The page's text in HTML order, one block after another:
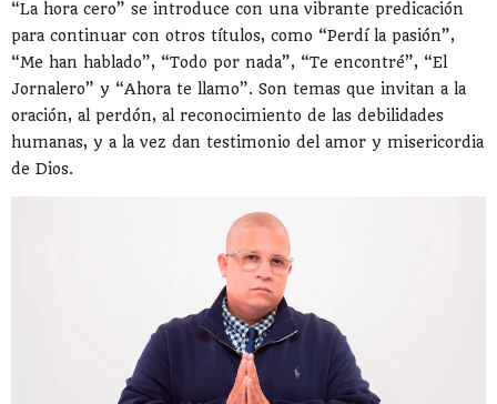
“La hora cero” se introduce con una vibrante predicación
para continuar con otros títulos, como “Perdí la pasión”,
“Me han hablado”, “Todo por nada”, “Te encontré”, “El
Jornalero” y “Ahora te llamo”. Son temas que invitan a la
oración, al perdón, al reconocimiento de las debilidades
humanas, y a la vez dan testimonio del amor y misericordia
de Dios.